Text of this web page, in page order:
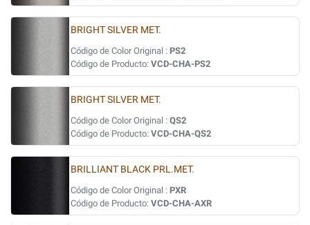
BRIGHT SILVER MET.
Código de Color Original : PS2
Código de Producto: VCD-CHA-PS2
BRIGHT SILVER MET.
Código de Color Original : QS2
Código de Producto: VCD-CHA-QS2
BRILLIANT BLACK PRL.MET.
Código de Color Original : PXR
Código de Producto: VCD-CHA-AXR